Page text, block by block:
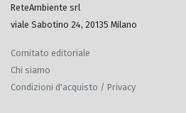
ReteAmbiente srl
viale Sabotino 24, 20135 Milano
Comitato editoriale
Chi siamo
Condizioni d'acquisto / Privacy